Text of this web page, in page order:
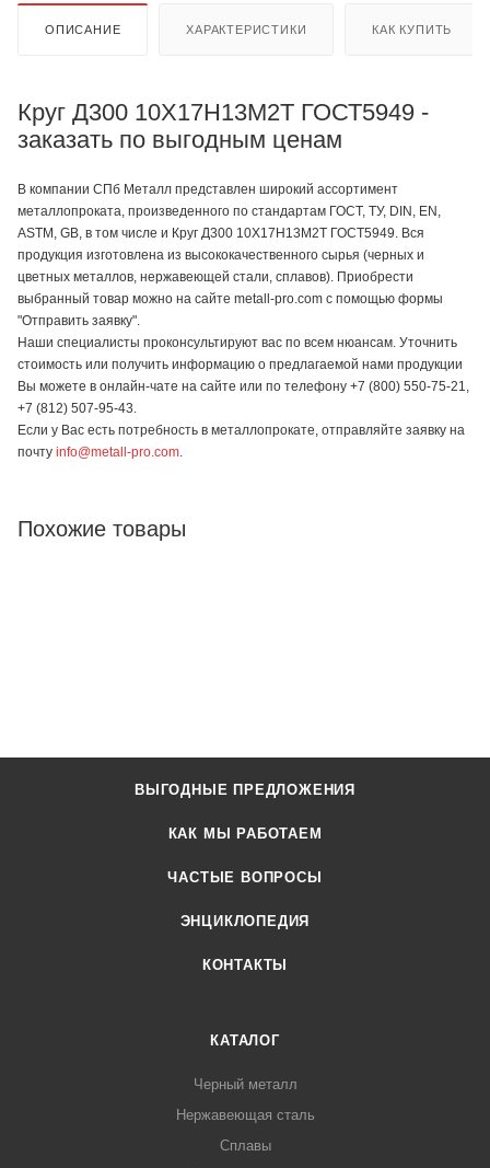
ОПИСАНИЕ ХАРАКТЕРИСТИКИ КАК КУПИТЬ
Круг Д300 10Х17Н13М2Т ГОСТ5949 -
заказать по выгодным ценам
В компании СПб Металл представлен широкий ассортимент
металлопроката, произведенного по стандартам ГОСТ, ТУ, DIN, EN,
ASTM, GB, в том числе и Круг Д300 10Х17Н13М2Т ГОСТ5949. Вся
продукция изготовлена из высококачественного сырья (черных и
цветных металлов, нержавеющей стали, сплавов). Приобрести
выбранный товар можно на сайте metall-pro.com с помощью формы
"Отправить заявку".
Наши специалисты проконсультируют вас по всем нюансам. Уточнить
стоимость или получить информацию о предлагаемой нами продукции
Вы можете в онлайн-чате на сайте или по телефону +7 (800) 550-75-21,
+7 (812) 507-95-43.
Если у Вас есть потребность в металлопрокате, отправляйте заявку на
почту info@metall-pro.com
Похожие товары
ВЫГОДНЫЕ ПРЕДЛОЖЕНИЯ
КАК МЫ РАБОТАЕМ
ЧАСТЫЕ ВОПРОСЫ
ЭНЦИКЛОПЕДИЯ
КОНТАКТЫ
КАТАЛОГ
Черный металл
Нержавеющая сталь
Сплавы